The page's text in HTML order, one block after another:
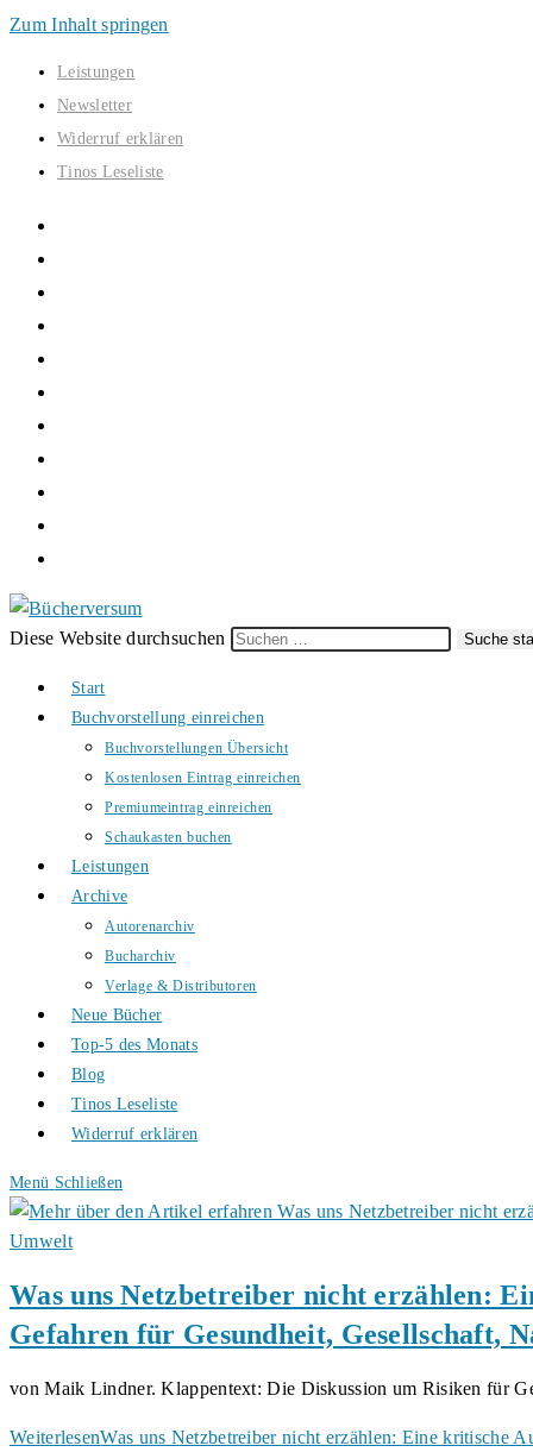
Zum Inhalt springen
Leistungen
Newsletter
Widerruf erklären
Tinos Leseliste
Diese Website durchsuchen Suche
Start
Buchvorstellung einreichen
Buchvorstellungen Übersicht
Kostenlosen Eintrag einreichen
Premiumeintrag einreichen
Schaukasten buchen
Leistungen
Archive
Autorenarchiv
Bucharchiv
Verlage & Distributoren
Neue Bücher
Top-5 des Monats
Blog
Tinos Leseliste
Widerruf erklären
Menü Schließen
Was uns Netzbetreiber nicht erzählen:
Gefahren für Gesundheit, Gesellschaft,
von Maik Lindner. Klappentext: Die Diskussion um Risiken für
WeiterlesenWas uns Netzbetreiber nicht erzählen: Eine kritische